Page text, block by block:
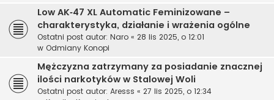
Low AK‑47 XL Automatic Feminizowane –
charakterystyka, działanie i wrażenia ogólne
Ostatni post autor: Naro « 28 lis 2025, o 12:01
w Odmiany Konopi
Mężczyzna zatrzymany za posiadanie znacznej
ilości narkotyków w Stalowej Woli
Ostatni post autor: Aresss « 27 lis 2025, o 12:34